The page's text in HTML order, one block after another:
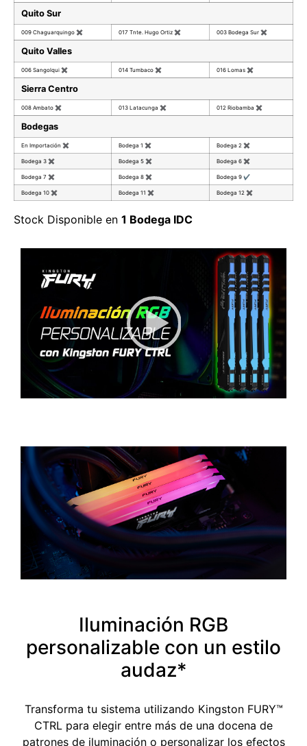
Quito Sur
009 Chaguarquingo ✖ 017 Tnte. Hugo Ortiz ✖ 003 Bodega Sur ✖
Quito Valles
006 Sangolqui ✖ 014 Tumbaco ✖ 016 Lomas ✖
Sierra Centro
008 Ambato ✖ 013 Latacunga ✖ 012 Riobamba ✖
Bodegas
En Importación ✖ Bodega 1 ✖ Bodega 2 ✖
Bodega 3 ✖ Bodega 5 ✖ Bodega 6 ✖
Bodega 7 ✖ Bodega 8 ✖ Bodega 9 ✔
Bodega 10 ✖ Bodega 11 ✖ Bodega 12 ✖
Stock Disponible en 1 Bodega IDC
0:36
Reproductor de vídeo
00:00 |00:36
Iluminación RGB
personalizable con un estilo
audaz*
Transforma tu sistema utilizando Kingston FURY™
CTRL para elegir entre más de una docena de
patrones de iluminación o personalizar los efectos